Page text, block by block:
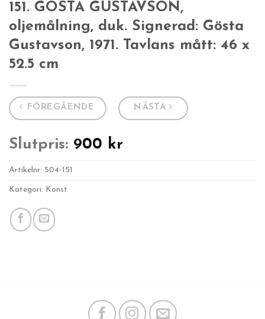
151. GÖSTA GUSTAVSON,
oljemålning, duk. Signerad: Gösta
Gustavson, 1971. Tavlans mått: 46 x
52.5 cm
FÖREGÅENDE NÄSTA
Slutpris: 900 kr
Artikelnr: 504-151
Kategori: Konst